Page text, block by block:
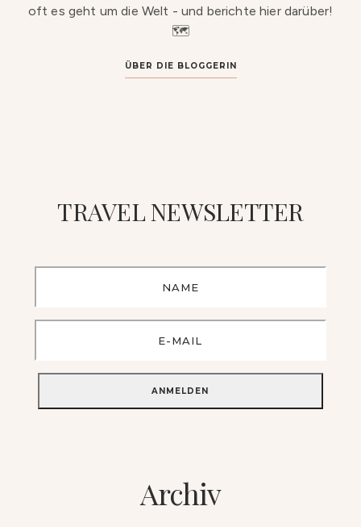
oft es geht um die Welt - und berichte hier darüber!
🗺️
ÜBER DIE BLOGGERIN
TRAVEL NEWSLETTER
Archiv